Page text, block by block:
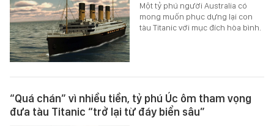
Một tỷ phú người Australia có
mong muốn phục dựng lại con
tàu Titanic với mục đích hòa bình.
“Quá chán” vì nhiều tiền, tỷ phú Úc ôm tham vọng
đưa tàu Titanic “trở lại từ đáy biển sâu”